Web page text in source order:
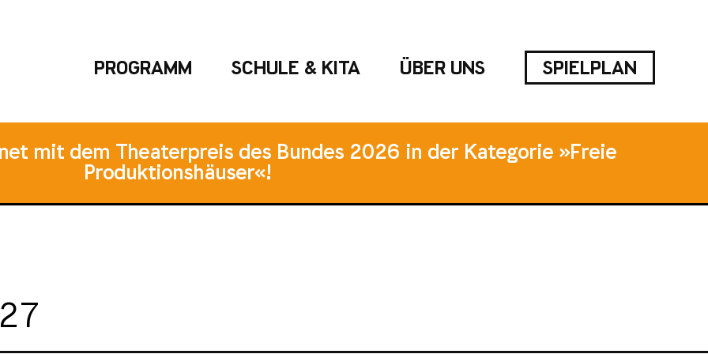
PROGRAMM SCHULE & KITA ÜBER UNS SPIELPLAN
mit dem Theaterpreis des Bundes 2026 in der Kategorie »Freie
Produktionshäuser«!